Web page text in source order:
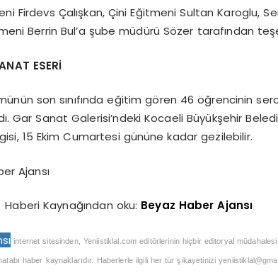
Firdevs Çalışkan, Çini Eğitmeni Sultan Karoglu,
Berrin Bul’a şube müdürü Sözer tarafından
ESERİ
son sınıfında eğitim gören 46 öğrencinin
Gar Sanat Galerisi’ndeki Kocaeli Büyükşehir
15 Ekim Cumartesi gününe kadar gezilebilir.
Ajansı
Haberi Kaynağından oku: Beyaz Haber Ajansı
internet sitesinden, Yeniistiklal.com editörlerinin hiçbir editoryal
haber kaynaklarıdır. Haberlerle ilgili her tür şikayetinizi